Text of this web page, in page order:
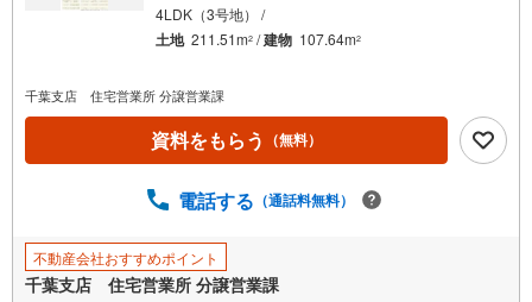
4LDK（3号地） /
土地 211.51m2 /建物 107.64m2
千葉支店 住宅営業所 分譲営業課
資料をもらう （無料）
電話する （通話料無料）
不動産会社おすすめポイント
千葉支店 住宅営業所 分譲営業課